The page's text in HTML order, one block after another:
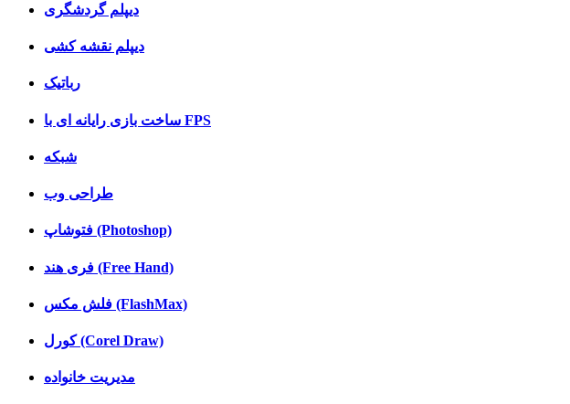
دیپلم گردشگری
دیپلم نقشه کشی
رباتیک
ساخت بازی رایانه ای با FPS
شبکه
طراحی وب
فتوشاپ (Photoshop)
فری هند (Free Hand)
فلش مکس (FlashMax)
کورل (Corel Draw)
مدیریت خانواده